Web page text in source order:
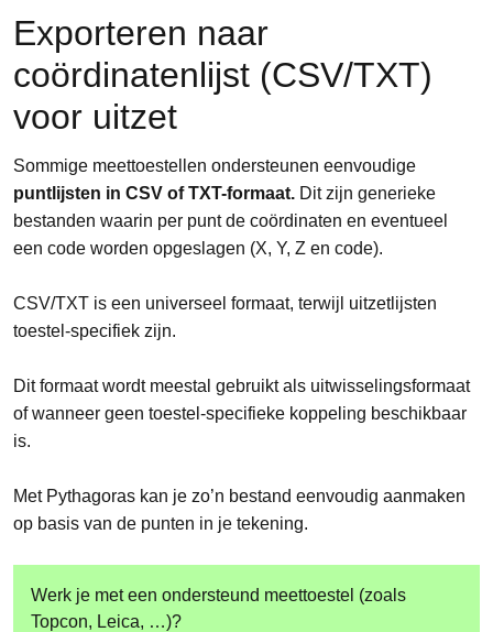
Exporteren naar
coördinatenlijst (CSV/TXT)
voor uitzet
Sommige meettoestellen ondersteunen eenvoudige
puntlijsten in CSV of TXT-formaat. Dit zijn generieke
bestanden waarin per punt de coördinaten en eventueel
een code worden opgeslagen (X, Y, Z en code).
CSV/TXT is een universeel formaat, terwijl uitzetlijsten
toestel-specifiek zijn.
Dit formaat wordt meestal gebruikt als uitwisselingsformaat
of wanneer geen toestel-specifieke koppeling beschikbaar
is.
Met Pythagoras kan je zo’n bestand eenvoudig aanmaken
op basis van de punten in je tekening.
Werk je met een ondersteund meettoestel (zoals
Topcon, Leica, …)?